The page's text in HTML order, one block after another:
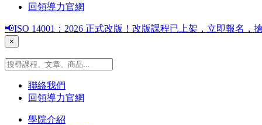
回領導力官網
📢ISO 14001：2026 正式改版！改版課程已上架，立即報名，
×
聯絡我們
回領導力官網
學院介紹